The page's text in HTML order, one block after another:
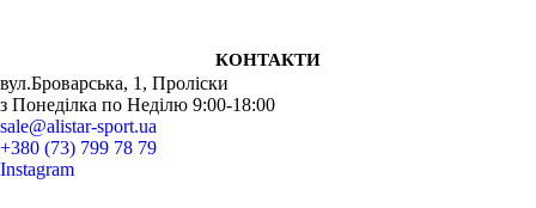
КОНТАКТИ
вул.Броварська, 1, Проліски
з Понеділка по Неділю 9:00-18:00
sale@alistar-sport.ua
+380 (73) 799 78 79
Instagram